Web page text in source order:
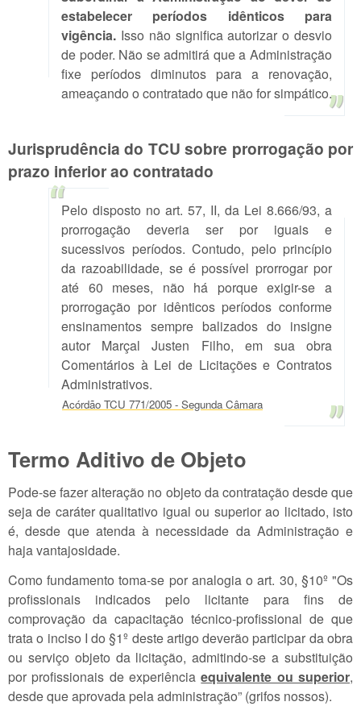
estabelecer períodos idênticos para
vigência. Isso não significa autorizar o desvio
de poder. Não se admitirá que a Administração
fixe períodos diminutos para a renovação,
ameaçando o contratado que não for simpático.
Jurisprudência do TCU sobre prorrogação por
prazo inferior ao contratado
Pelo disposto no art. 57, II, da Lei 8.666/93, a
prorrogação deveria ser por iguais e
sucessivos períodos. Contudo, pelo princípio
da razoabilidade, se é possível prorrogar por
até 60 meses, não há porque exigir-se a
prorrogação por idênticos períodos conforme
ensinamentos sempre balizados do insigne
autor Marçal Justen Filho, em sua obra
Comentários à Lei de Licitações e Contratos
Administrativos.
Acórdão TCU 771/2005 - Segunda Câmara
Termo Aditivo de Objeto
Pode-se fazer alteração no objeto da contratação desde que
seja de caráter qualitativo igual ou superior ao licitado, isto
é, desde que atenda à necessidade da Administração e
haja vantajosidade.
Como fundamento toma-se por analogia o art. 30, §10º "Os
profissionais indicados pelo licitante para fins de
comprovação da capacitação técnico-profissional de que
trata o inciso I do §1º deste artigo deverão participar da obra
ou serviço objeto da licitação, admitindo-se a substituição
por profissionais de experiênciaequivalente ou superior,
desde que aprovada pela administração” (grifos nossos).